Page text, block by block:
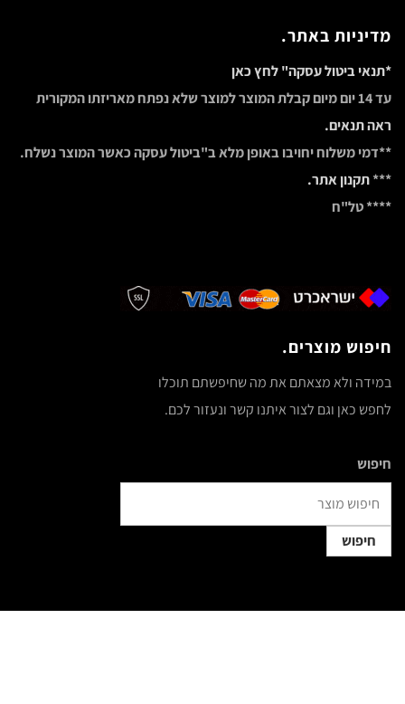
מדיניות באתר.
*תנאי ביטול עסקה" לחץ כאן
עד 14 יום מיום קבלת המוצר למוצר שלא נפתח מאריזתו המקורית
ראה תנאים.
**דמי משלוח יחויבו באופן מלא ב"ביטול עסקה כאשר המוצר נשלח.
***תקנון אתר.
**** טל"ח
חיפוש מוצרים.
במידה ולא מצאתם את מה שחיפשתם תוכלו
לחפש כאן וגם לצור איתנו קשר ונעזור לכם.
חיפוש
חיפוש